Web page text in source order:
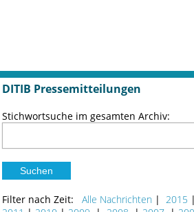
DITIB Pressemitteilungen
Stichwortsuche im gesamten Archiv:
Filter nach Zeit: Alle Nachrichten |2015